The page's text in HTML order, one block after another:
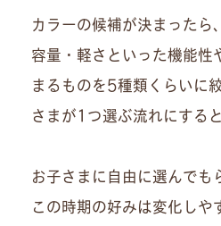
カラーの候補が決まったら
容量・軽さといった機能性
まるものを5種類くらいに
さまが1つ選ぶ流れにする
お子さまに自由に選んでも
この時期の好みは変化しや